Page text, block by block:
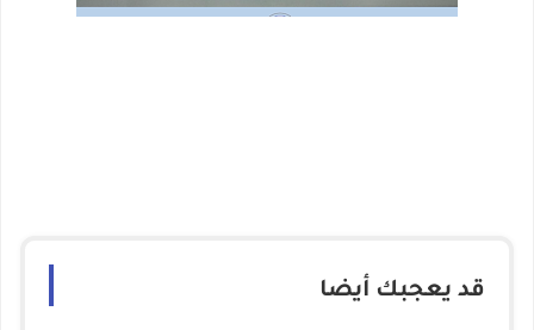
قد يعجبك أيضا